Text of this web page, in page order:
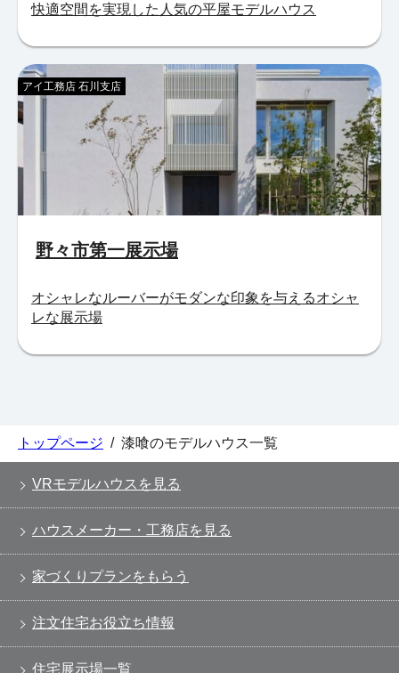
快適空間を実現した人気の平屋モデルハウス
野々市第一展示場
アイ工務店 石川支店
オシャレなルーバーがモダンな印象を与えるオシャ
レな展示場
トップページ / 漆喰のモデルハウス一覧
VRモデルハウスを見る
ハウスメーカー・工務店を見る
家づくりプランをもらう
注文住宅お役立ち情報
住宅展示場一覧